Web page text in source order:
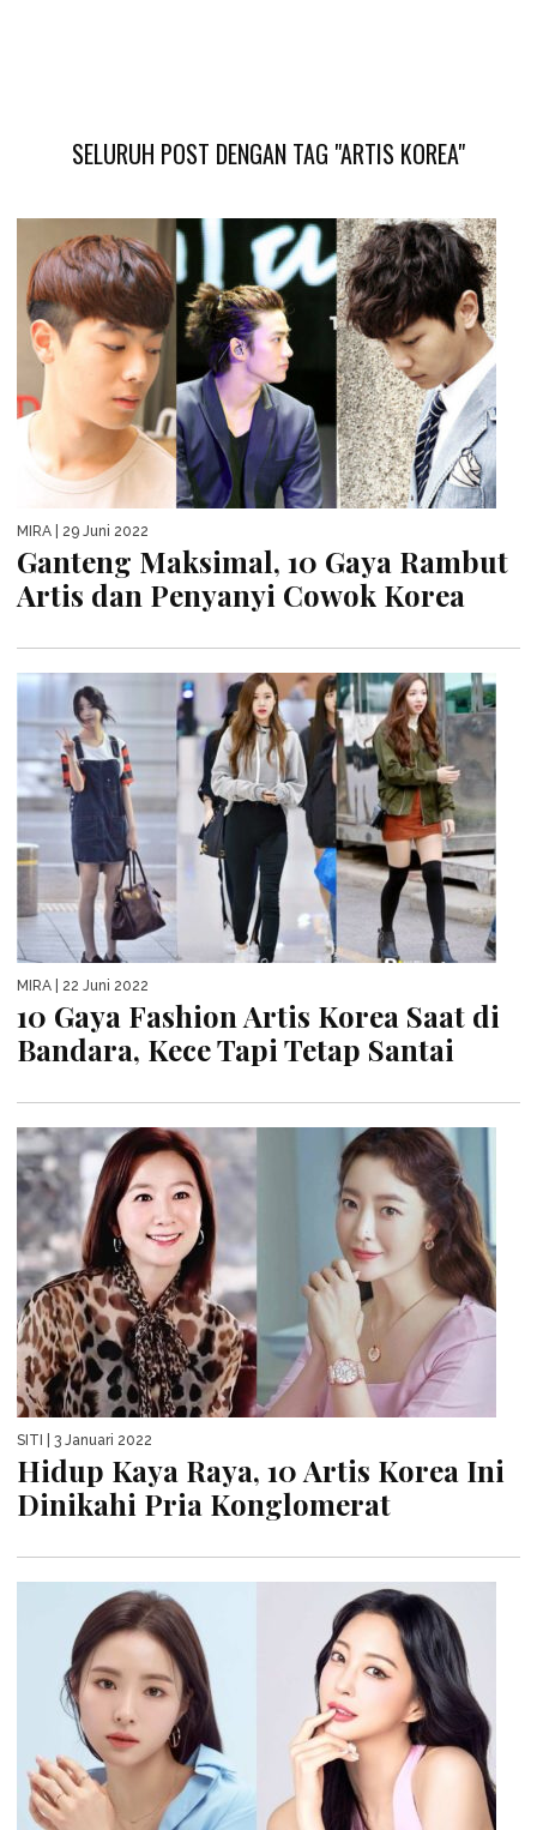
SELURUH POST DENGAN TAG "ARTIS KOREA"
MIRA | 29 Juni 2022
Ganteng Maksimal, 10 Gaya Rambut
Artis dan Penyanyi Cowok Korea
MIRA | 22 Juni 2022
10 Gaya Fashion Artis Korea Saat di
Bandara, Kece Tapi Tetap Santai
SITI | 3 Januari 2022
Hidup Kaya Raya, 10 Artis Korea Ini
Dinikahi Pria Konglomerat